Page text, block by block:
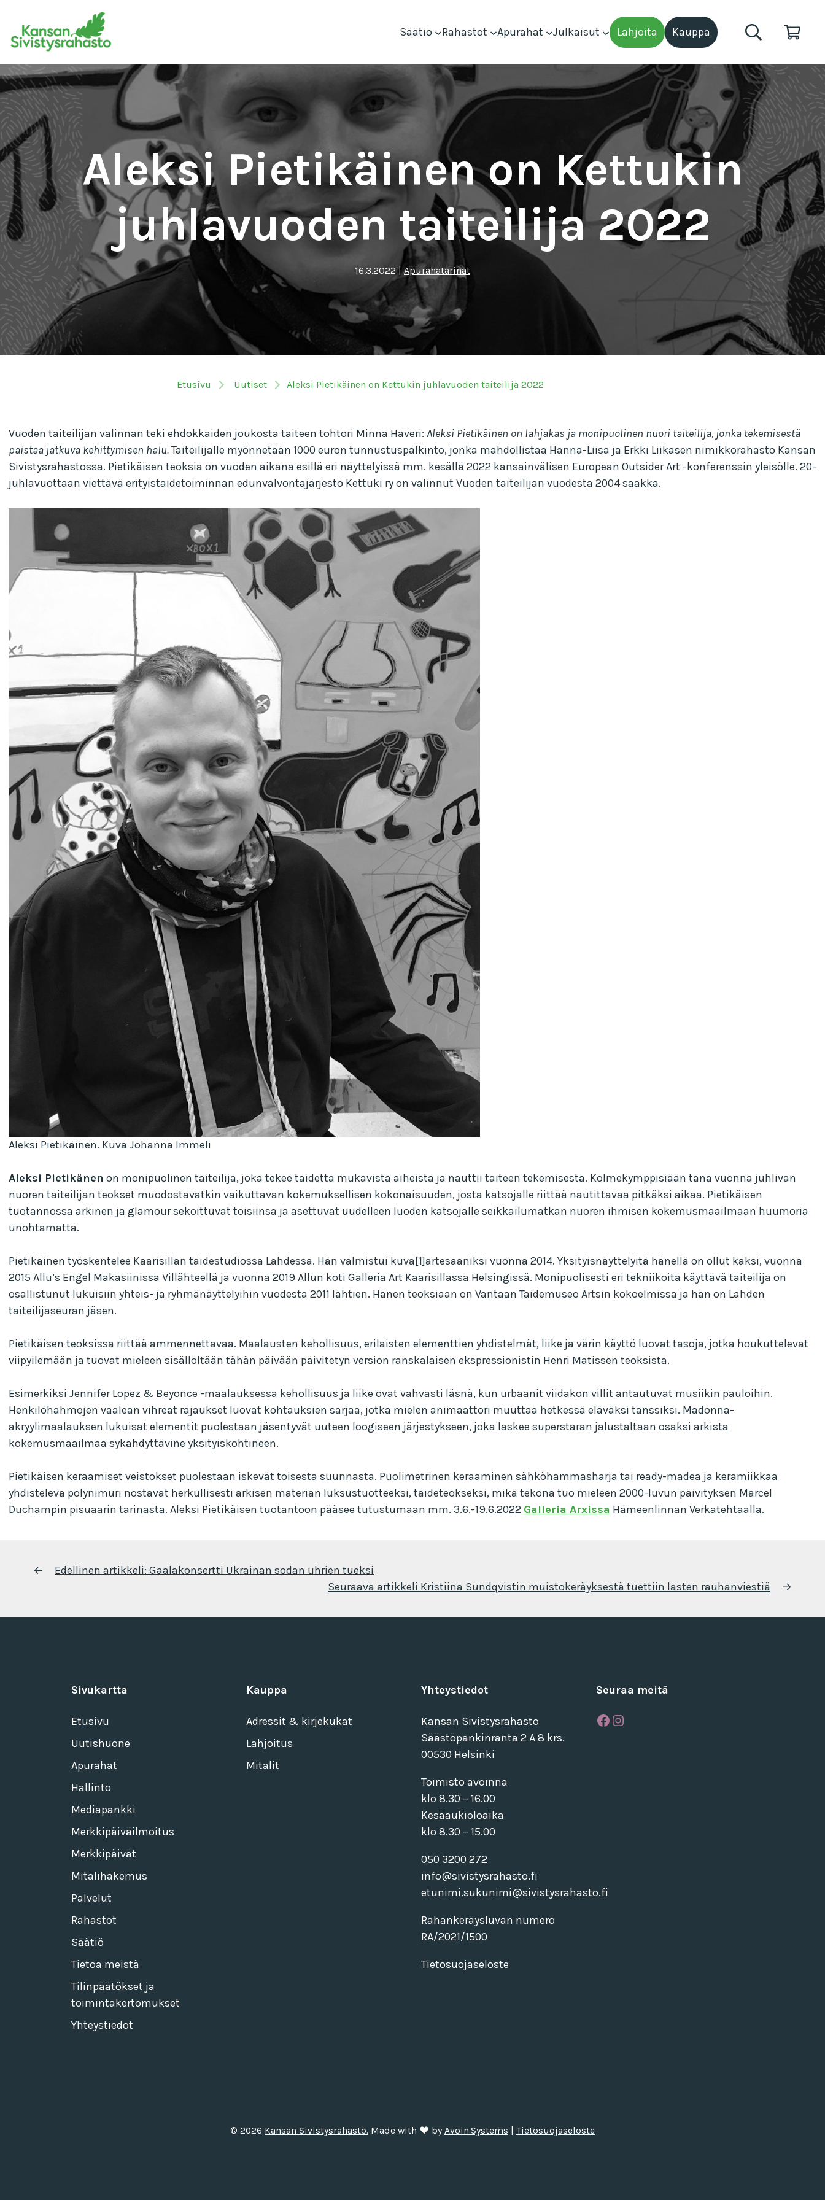
Säätiö Rahastot Apurahat Julkaisut Lahjoita Kauppa
Aleksi Pietikäinen on Kettukin
juhlavuoden taiteilija 2022
16.3.2022 |Apurahatarinat
Etusivu Uutiset Aleksi Pietikäinen on Kettukin juhlavuoden taiteilija 2022
Vuoden taiteilijan valinnan teki ehdokkaiden joukosta taiteen tohtori Minna Haveri: Aleksi Pietikäinen on lahjakas ja monipuolinen nuori taiteilija, jonka tekemisestä
paistaa jatkuva kehittymisen halu.Taiteilijalle myönnetään 1000 euron tunnustuspalkinto, jonka mahdollistaa Hanna-Liisa ja Erkki Liikasen nimikkorahasto Kansan
Sivistysrahastossa. Pietikäisen teoksia on vuoden aikana esillä eri näyttelyissä mm. kesällä 2022 kansainvälisen European Outsider Art -konferenssin yleisölle. 20-
juhlavuottaan viettävä erityistaidetoiminnan edunvalvontajärjestö Kettuki ry on valinnut Vuoden taiteilijan vuodesta 2004 saakka.
Aleksi Pietikäinen. Kuva Johanna Immeli
Aleksi Pietikänen on monipuolinen taiteilija, joka tekee taidetta mukavista aiheista ja nauttii taiteen tekemisestä. Kolmekymppisiään tänä vuonna juhlivan
nuoren taiteilijan teokset muodostavatkin vaikuttavan kokemuksellisen kokonaisuuden, josta katsojalle riittää nautittavaa pitkäksi aikaa. Pietikäisen
tuotannossa arkinen ja glamour sekoittuvat toisiinsa ja asettuvat uudelleen luoden katsojalle seikkailumatkan nuoren ihmisen kokemusmaailmaan huumoria
unohtamatta.
Pietikäinen työskentelee Kaarisillan taidestudiossa Lahdessa. Hän valmistui kuva[1]artesaaniksi vuonna 2014. Yksityisnäyttelyitä hänellä on ollut kaksi, vuonna
2015 Allu’s Engel Makasiinissa Villähteellä ja vuonna 2019 Allun koti Galleria Art Kaarisillassa Helsingissä. Monipuolisesti eri tekniikoita käyttävä taiteilija on
osallistunut lukuisiin yhteis- ja ryhmänäyttelyihin vuodesta 2011 lähtien. Hänen teoksiaan on Vantaan Taidemuseo Artsin kokoelmissa ja hän on Lahden
taiteilijaseuran jäsen.
Pietikäisen teoksissa riittää ammennettavaa. Maalausten kehollisuus, erilaisten elementtien yhdistelmät, liike ja värin käyttö luovat tasoja, jotka houkuttelevat
viipyilemään ja tuovat mieleen sisällöltään tähän päivään päivitetyn version ranskalaisen ekspressionistin Henri Matissen teoksista.
Esimerkiksi Jennifer Lopez & Beyonce -maalauksessa kehollisuus ja liike ovat vahvasti läsnä, kun urbaanit viidakon villit antautuvat musiikin pauloihin.
Henkilöhahmojen vaalean vihreät rajaukset luovat kohtauksien sarjaa, jotka mielen animaattori muuttaa hetkessä eläväksi tanssiksi. Madonna-
akryylimaalauksen lukuisat elementit puolestaan jäsentyvät uuteen loogiseen järjestykseen, joka laskee superstaran jalustaltaan osaksi arkista
kokemusmaailmaa sykähdyttävine yksityiskohtineen.
Pietikäisen keraamiset veistokset puolestaan iskevät toisesta suunnasta. Puolimetrinen keraaminen sähköhammasharja tai ready-madea ja keramiikkaa
yhdistelevä pölynimuri nostavat herkullisesti arkisen materian luksustuotteeksi, taideteokseksi, mikä tekona tuo mieleen 2000-luvun päivityksen Marcel
Duchampin pisuaarin tarinasta. Aleksi Pietikäisen tuotantoon pääsee tutustumaan mm. 3.6.-19.6.2022 Galleria Arxissa Hämeenlinnan Verkatehtaalla.
Artikkelien
selaus
← Edellinen artikkeli: Gaalakonsertti Ukrainan sodan uhrien tueksi
→
Seuraava artikkeli Kristiina Sundqvistin muistokeräyksestä tuettiin lasten rauhanviestiä
Sivukartta
Etusivu
Uutishuone
Apurahat
Hallinto
Mediapankki
Merkkipäiväilmoitus
Merkkipäivät
Mitalihakemus
Palvelut
Rahastot
Säätiö
Tietoa meistä
Tilinpäätökset ja
toimintakertomukset
Yhteystiedot
Kauppa
Adressit & kirjekukat
Lahjoitus
Mitalit
Yhteystiedot
Kansan Sivistysrahasto
Säästöpankinranta 2 A 8 krs.
00530 Helsinki
Toimisto avoinna
klo 8.30 – 16.00
Kesäaukioloaika
klo 8.30 – 15.00
050 3200 272
info@sivistysrahasto.fi
etunimi.sukunimi@sivistysrahasto.fi
Rahankeräysluvan numero
RA/2021/1500
Tietosuojaseloste
Seuraa meitä
Facebook
Instagram
© 2026 Kansan Sivistysrahasto. Made with ❤ by Avoin.Systems Tietosuojaseloste